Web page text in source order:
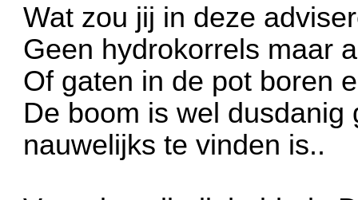
Wat zou jij in deze
Geen hydrokorrels maar
Of gaten in de pot boren
De boom is wel
nauwelijks te vinden is..